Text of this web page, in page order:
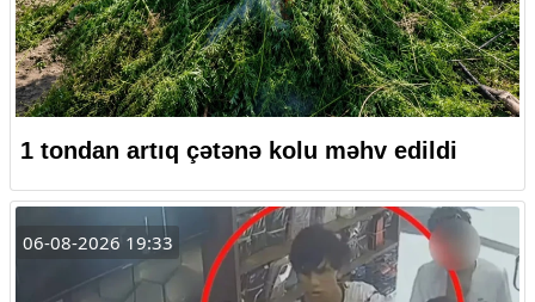
1 tondan artıq çətənə kolu məhv edildi
06-08-2026 19:33